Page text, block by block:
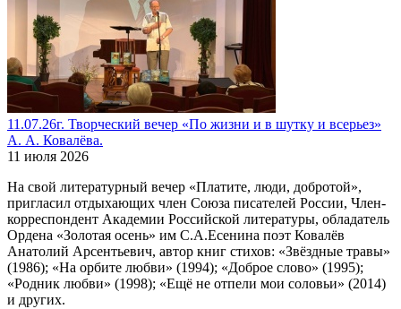
11.07.26г. Творческий вечер «По жизни и в шутку и всерьез»
А. А. Ковалёва.
11 июля 2026
На свой литературный вечер «Платите, люди, добротой»,
пригласил отдыхающих член Союза писателей России, Член-
корреспондент Академии Российской литературы, обладатель
Ордена «Золотая осень» им С.А.Есенина поэт Ковалёв
Анатолий Арсентьевич, автор книг стихов: «Звёздные травы»
(1986); «На орбите любви» (1994); «Доброе слово» (1995);
«Родник любви» (1998); «Ещё не отпели мои соловьи» (2014)
и других.